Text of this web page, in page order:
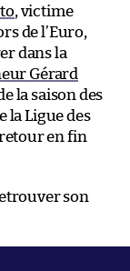
, victime
de l’Euro,
dans la
Gérard
la saison des
la Ligue des
en fin
son